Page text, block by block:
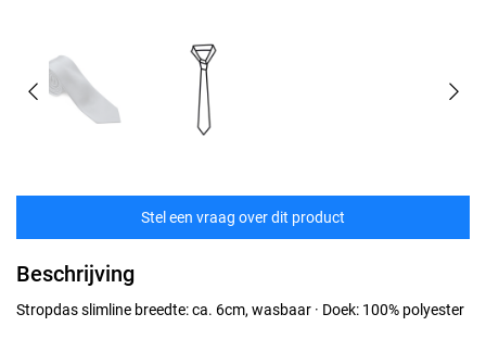
Stel een vraag over dit product
Beschrijving
Stropdas slimline breedte: ca. 6cm, wasbaar · Doek: 100% polyester